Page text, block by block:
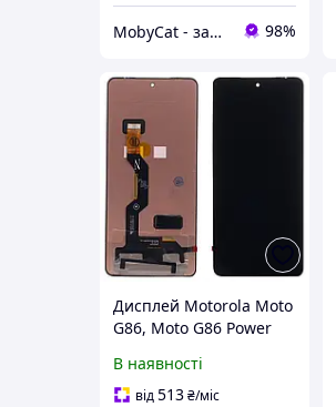
MobyCat - запчастини для мобільних телефонів та планшетів 98%
Дисплей Motorola Moto
G86, Moto G86 Power
(оригінал OEM)
В наявності
від513₴/міс